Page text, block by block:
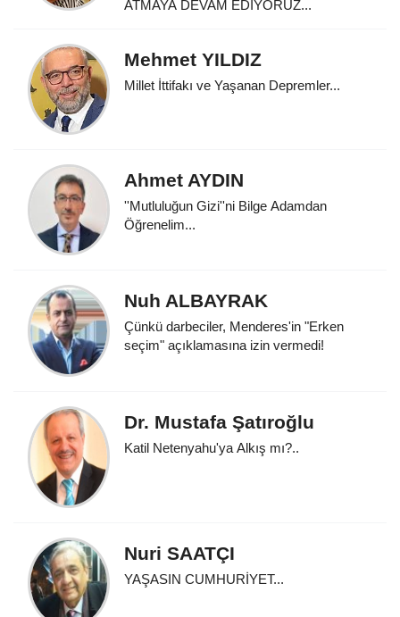
ATMAYA DEVAM EDİYORUZ...
Mehmet YILDIZ
Millet İttifakı ve Yaşanan Depremler...
Ahmet AYDIN
''Mutluluğun Gizi''ni Bilge Adamdan
Öğrenelim...
Nuh ALBAYRAK
Çünkü darbeciler, Menderes'in "Erken
seçim" açıklamasına izin vermedi!
Dr. Mustafa Şatıroğlu
Katil Netenyahu'ya Alkış mı?..
Nuri SAATÇI
YAŞASIN CUMHURİYET...